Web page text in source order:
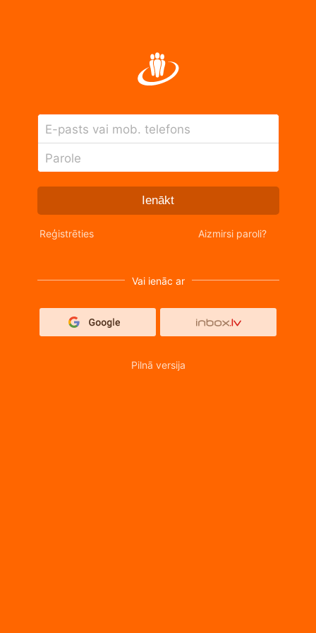
E-pasts vai mob. telefons
Parole
Ienākt
Reģistrēties Aizmirsi paroli?
Vai ienāc ar
Pilnā versija